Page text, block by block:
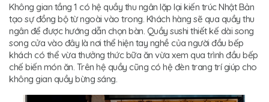
Không gian tầng 1 có hệ quầy thu ngân lặp lại kiến trúc Nhật Bản
tạo sự đồng bộ từ ngoài vào trong. Khách hàng sẽ qua quầy thu
ngân để được hướng dẫn chọn bàn. Quầy sushi thiết kế dài song
song cửa vào đây là nơi thể hiện tay nghề của người đầu bếp
khách có thể vừa thưởng thức bữa ăn vừa xem qua trình đầu bếp
chế biến món ăn. Trên hệ quầy cũng có hệ đèn trang trí giúp cho
không gian quầy bừng sáng.